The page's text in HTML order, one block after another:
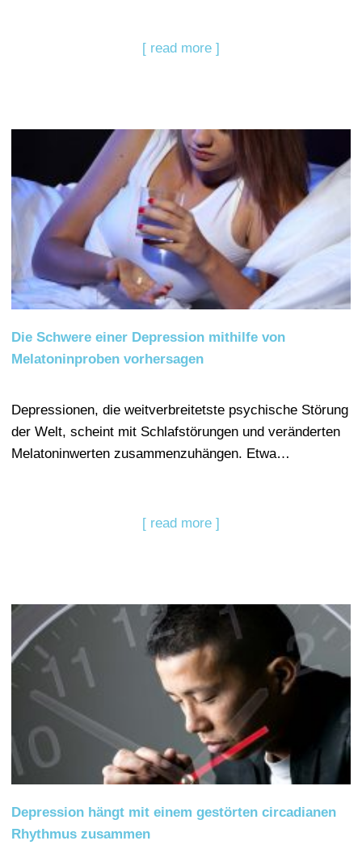
[ read more ]
Die Schwere einer Depression mithilfe von
Melatoninproben vorhersagen
Depressionen, die weitverbreitetste psychische Störung
der Welt, scheint mit Schlafstörungen und veränderten
Melatoninwerten zusammenzuhängen. Etwa…
[ read more ]
Depression hängt mit einem gestörten circadianen
Rhythmus zusammen